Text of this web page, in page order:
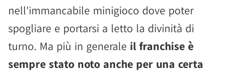
nell'immancabile minigioco dove poter
spogliare e portarsi a letto la divinità di
turno. Ma più in generale il franchise è
sempre stato noto anche per una certa